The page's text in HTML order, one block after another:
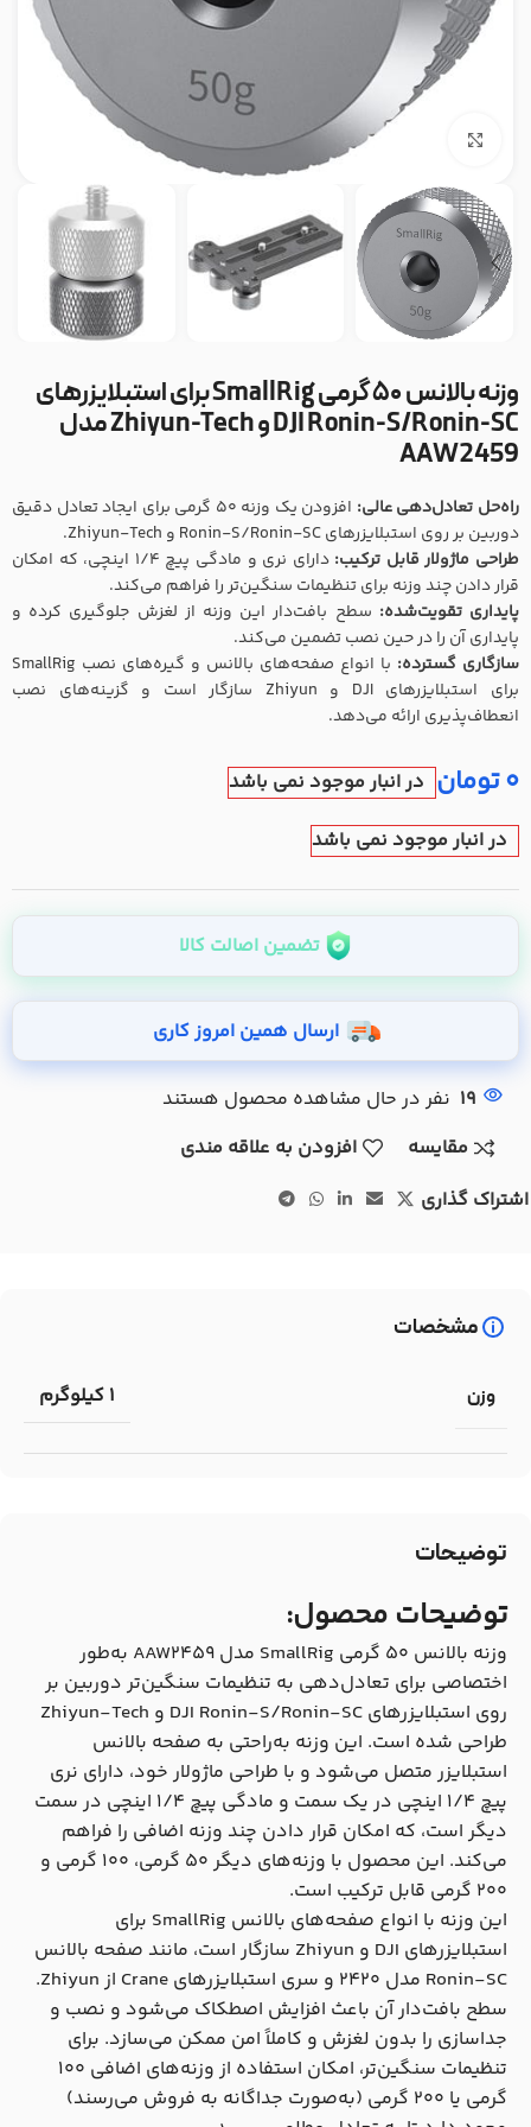
بزرگنمایی تصویر
وزنه بالانس ۵۰ گرمی SmallRig برای استبلایزرهای
DJI Ronin-S/Ronin-SC و Zhiyun-Tech مدل
AAW2459
راه‌حل تعادل‌دهی عالی:
افزودن یک وزنه ۵۰ گرمی برای ایجاد تعادل دقیق
دوربین بر روی استبلایزرهای Ronin-S/Ronin-SC و Zhiyun-Tech.
طراحی ماژولار قابل ترکیب:
دارای نری و مادگی پیچ ۱/۴ اینچی، که امکان
قرار دادن چند وزنه برای تنظیمات سنگین‌تر را فراهم می‌کند.
پایداری تقویت‌شده: سطح بافت‌دار این وزنه از لغزش جلوگیری کرده و
پایداری آن را در حین نصب تضمین می‌کند.
سازگاری گسترده:
با انواع صفحه‌های بالانس و گیره‌های نصب SmallRig
برای استبلایزرهای DJI و Zhiyun سازگار است و گزینه‌های نصب
انعطاف‌پذیری ارائه می‌دهد.
0تومان در انبار موجود نمی باشد
در انبار موجود نمی باشد
تضمین اصالت کالا
ارسال همین امروز کاری
19 نفر در حال مشاهده محصول هستند
مقایسه
افزودن به علاقه مندی
اشتراک گذاری
توضیحات
توضیحات محصول:
وزنه بالانس ۵۰ گرمی SmallRig مدل AAW2459 به‌طور
اختصاصی برای تعادل‌دهی به تنظیمات سنگین‌تر دوربین بر
روی استبلایزرهای DJI Ronin-S/Ronin-SC و Zhiyun-Tech
طراحی شده است. این وزنه به‌راحتی به صفحه بالانس
استبلایزر متصل می‌شود و با طراحی ماژولار خود، دارای نری
پیچ ۱/۴ اینچی در یک سمت و مادگی پیچ 1/4 اینچی در سمت
دیگر است، که امکان قرار دادن چند وزنه اضافی را فراهم
می‌کند. این محصول با وزنه‌های دیگر ۵۰ گرمی، ۱۰۰ گرمی و
۲۰۰ گرمی قابل ترکیب است.
این وزنه با انواع صفحه‌های بالانس SmallRig برای
استبلایزرهای DJI و Zhiyun سازگار است، مانند صفحه بالانس
Ronin-SC مدل ۲۴۲۰ و سری استبلایزرهای Crane از Zhiyun.
سطح بافت‌دار آن باعث افزایش اصطکاک می‌شود و نصب و
جداسازی را بدون لغزش و کاملاً امن ممکن می‌سازد. برای
تنظیمات سنگین‌تر، امکان استفاده از وزنه‌های اضافی ۱۰۰
گرمی یا ۲۰۰ گرمی (به‌صورت جداگانه به فروش می‌رسند)
مشخصات
وزن 1 کیلوگرم